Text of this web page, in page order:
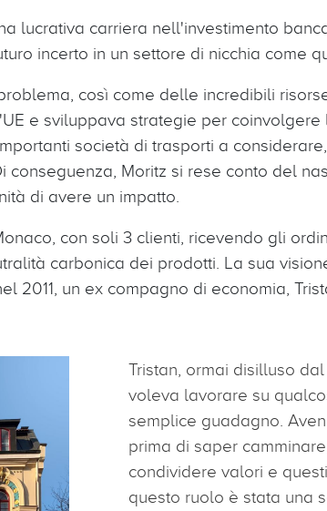
lucrativa carriera nell'investimento
incerto in un settore di nicchia come
così come delle incredibili
e sviluppava strategie per
società di trasporti a
conseguenza, Moritz si rese conto del
di avere un impatto.
con soli 3 clienti, ricevendo gli
carbonica dei prodotti. La sua
2011, un ex compagno di economia,
Tristan, ormai disilluso
voleva lavorare su
semplice guadagno.
prima di saper
condividere valori e
questo ruolo è stata una